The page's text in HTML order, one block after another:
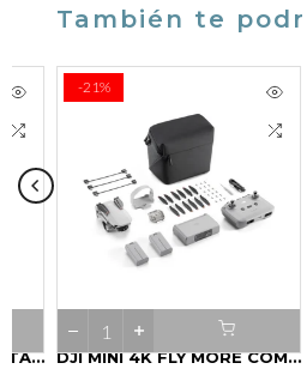
También te
-21%
DJI MINI 4K FLY MORE COMBO
DJI RS 3 MINI GIMBAL ESTABILIZADOR